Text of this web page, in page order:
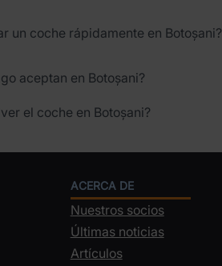
un coche rápidamente en Botoșani?
aceptan en Botoșani?
el coche en Botoșani?
ACERCA DE
Nuestros socios
Últimas noticias
Artículos